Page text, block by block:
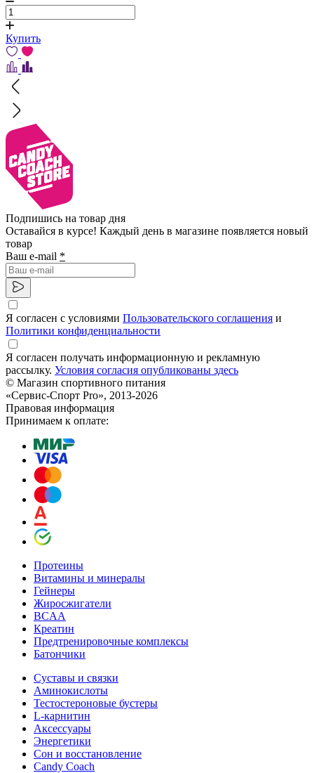
Купить
Подпишись на товар дня
Оставайся в курсе! Каждый день в магазине появляется новый
товар
Ваш e-mail *
Я согласен с условиями Пользовательского соглашения и
Политики конфиденциальности
Я согласен получать информационную и рекламную
рассылку. Условия согласия опубликованы здесь
© Магазин спортивного питания
«Сервис-Спорт Pro», 2013-2026
Правовая информация
Принимаем к оплате:
Протеины
Витамины и минералы
Гейнеры
Жиросжигатели
BCAA
Креатин
Предтренировочные комплексы
Батончики
Суставы и связки
Аминокислоты
Тестостероновые бустеры
L-карнитин
Аксессуары
Энергетики
Сон и восстановление
Candy Coach